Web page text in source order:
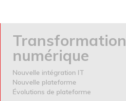
Transformation
numérique
Nouvelle intégration IT
Nouvelle plateforme
Évolutions de plateforme